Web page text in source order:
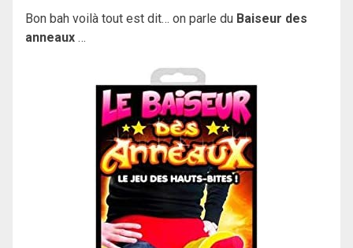
Bon bah voilà tout est dit… on parle du Baiseur des
anneaux …